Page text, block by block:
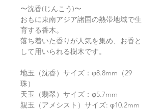
〜沈香(じんこう)〜
おもに東南アジア諸国の熱帯地域で生
育する香木。
落ち着いた香りが人気を集め、お香と
して用いられる樹木です。
地玉（沈香）サイズ：φ8.8mm（29
珠）
天玉（翡翠）サイズ：φ5.7mm
親玉（アメシスト）サイズ: φ10.2mm